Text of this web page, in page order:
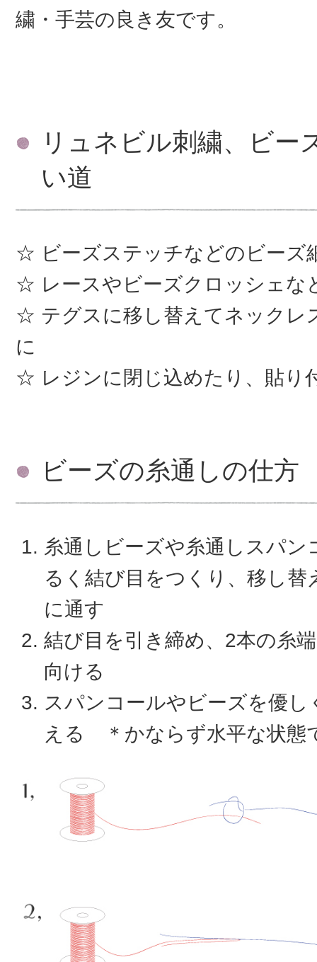
繍・手芸の良き友です。
リュネビル刺繍、ビー
い道
ビーズステッチなどのビーズ
レースやビーズクロッシェな
テグスに移し替えてネックレ
に
レジンに閉じ込めたり、貼り
ビーズの糸通しの仕方
糸通しビーズや糸通しスパン
るく結び目をつくり、移し替
に通す
結び目を引き締め、2本の糸
向ける
スパンコールやビーズを優し
える ＊かならず水平な状態